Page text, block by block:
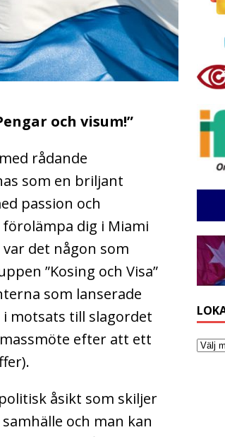
och visum!”
rådande
som en briljant
passion och
förolämpa dig i Miami
det någon som
”Kosing och Visa”
som lanserade
i motsats till slagordet
efter att ett
åsikt som skiljer
och man kan